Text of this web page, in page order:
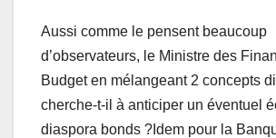
Aussi comme le pensent beaucoup
d’observateurs, le Ministre des
Budget en mélangeant 2 concepts
cherche-t-il à anticiper un éventuel
diaspora bonds ?Idem pour la